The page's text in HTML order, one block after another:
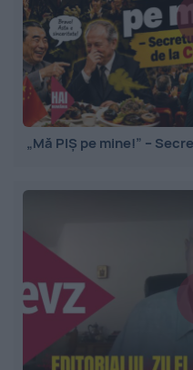
„Mă PIȘ pe mine!” –